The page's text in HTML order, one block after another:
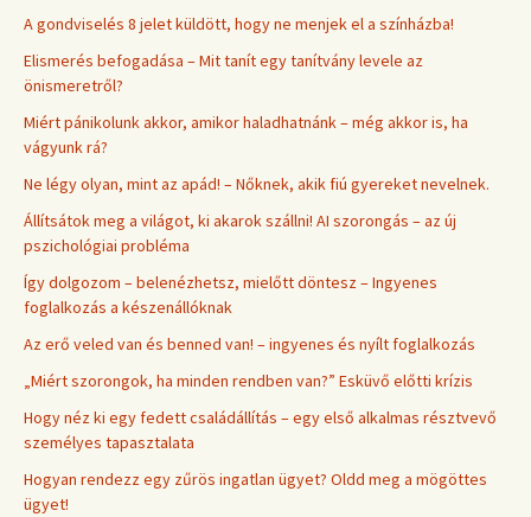
A gondviselés 8 jelet küldött, hogy ne menjek el a színházba!
Elismerés befogadása – Mit tanít egy tanítvány levele az
önismeretről?
Miért pánikolunk akkor, amikor haladhatnánk – még akkor is, ha
vágyunk rá?
Ne légy olyan, mint az apád! – Nőknek, akik fiú gyereket nevelnek.
Állítsátok meg a világot, ki akarok szállni! AI szorongás – az új
pszichológiai probléma
Így dolgozom – belenézhetsz, mielőtt döntesz – Ingyenes
foglalkozás a készenállóknak
Az erő veled van és benned van! – ingyenes és nyílt foglalkozás
„Miért szorongok, ha minden rendben van?” Esküvő előtti krízis
Hogy néz ki egy fedett családállítás – egy első alkalmas résztvevő
személyes tapasztalata
Hogyan rendezz egy zűrös ingatlan ügyet? Oldd meg a mögöttes
ügyet!